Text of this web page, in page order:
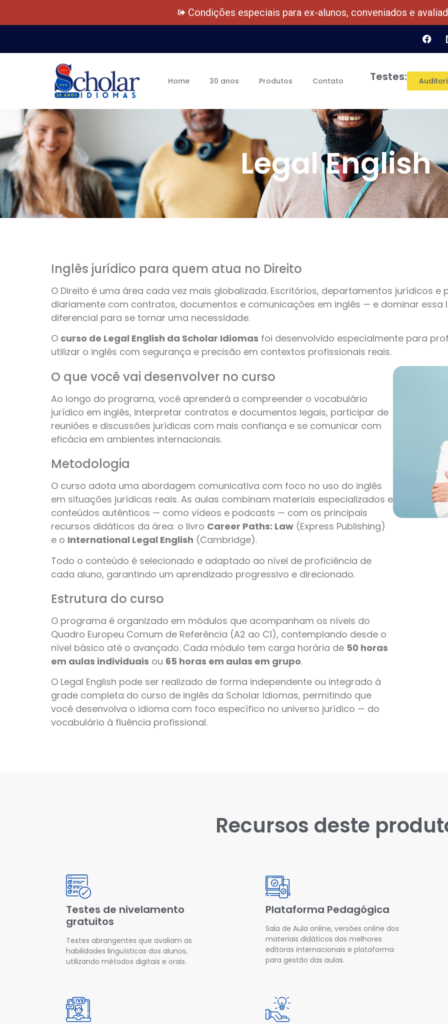
Condições especiais para ex-alunos, conveniados e
Home 30 anos Produtos Contato Testes:
Legal English
Inglês jurídico para quem atua no Direito
O Direito é uma área cada vez mais globalizada. Escritórios, departamentos jurídicos e
diariamente com contratos, documentos e comunicações em inglês — e dominar essa
diferencial para se tornar uma necessidade.
O curso de Legal English da Scholar Idiomas foi desenvolvido especialmente para
utilizar o inglês com segurança e precisão em contextos profissionais reais.
O que você vai desenvolver no curso
Ao longo do programa, você aprenderá a compreender o vocabulário
jurídico em inglês, interpretar contratos e documentos legais, participar de
reuniões e discussões jurídicas com mais confiança e se comunicar com
eficácia em ambientes internacionais.
Metodologia
O curso adota uma abordagem comunicativa com foco no uso do inglês
em situações jurídicas reais. As aulas combinam materiais especializados e
conteúdos autênticos — como vídeos e podcasts — com os principais
recursos didáticos da área: o livro Career Paths: Law (Express Publishing)
e o International Legal English (Cambridge).
Todo o conteúdo é selecionado e adaptado ao nível de proficiência de
cada aluno, garantindo um aprendizado progressivo e direcionado.
Estrutura do curso
O programa é organizado em módulos que acompanham os níveis do
Quadro Europeu Comum de Referência (A2 ao C1), contemplando desde o
nível básico até o avançado. Cada módulo tem carga horária de 50 horas
em aulas individuais ou 65 horas em aulas em grupo.
O Legal English pode ser realizado de forma independente ou integrado à
grade completa do curso de inglês da Scholar Idiomas, permitindo que
você desenvolva o idioma com foco específico no universo jurídico — do
vocabulário à fluência profissional.
Recursos deste
Testes de nivelamento
gratuitos
Testes abrangentes que avaliam as
habilidades linguísticas dos alunos,
utilizando métodos digitais e orais.
Plataforma Pedagógica
Sala de Aula online, versões online dos
materiais didáticos das melhores
editoras internacionais e plataforma
para gestão das aulas.